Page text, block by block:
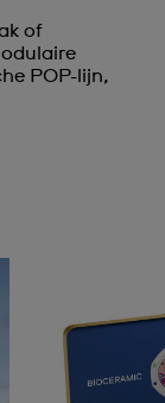
of
POP-lijn,